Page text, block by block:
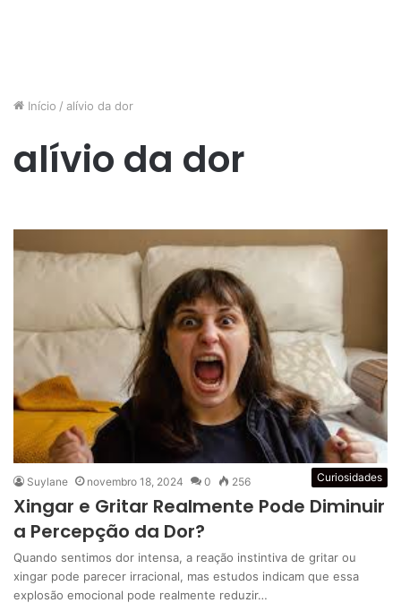
Início / alívio da dor
alívio da dor
Curiosidades
Suylane novembro 18, 2024 0 256
Xingar e Gritar Realmente Pode Diminuir
a Percepção da Dor?
Quando sentimos dor intensa, a reação instintiva de gritar ou
xingar pode parecer irracional, mas estudos indicam que essa
explosão emocional pode realmente reduzir…